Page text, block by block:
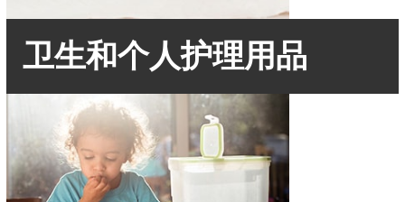
卫生和个人护理用品